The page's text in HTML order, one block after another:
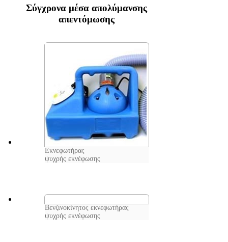
Σύγχρονα μέσα απολύμανσης
απεντόμωσης
Εκνεφωτήρας
ψυχρής εκνέφωσης
Βενζινοκίνητος εκνεφωτήρας
ψυχρής εκνέφωσης